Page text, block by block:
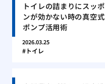
トイレの詰まりにスッポ
ンが効かない時の真空式
ポンプ活用術
2026.03.25
トイレ